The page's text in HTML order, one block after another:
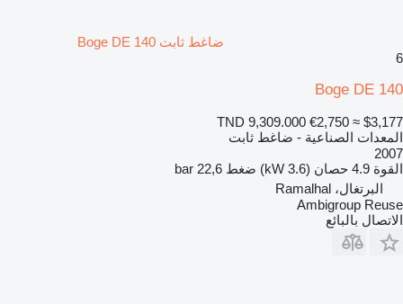
ضاغط ثابت Boge DE 140
6
Boge DE 140
TND 9,309.000 €2,750 ≈ $3,177
المعدات الصناعية - ضاغط ثابت
2007
القوة 4.9 حصان (3.6 kW) ضغط 22,6 bar
البرتغال، Ramalhal
Ambigroup Reuse
الاتصال بالبائع